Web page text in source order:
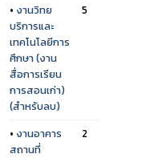
• งานวิทย
บริการและ
เทคโนโลยีการ
ศึกษา (งาน
สื่อการเรียน
การสอนเก่า)
(สำหรับลบ)
5
• งานอาคาร
สถานที่
2